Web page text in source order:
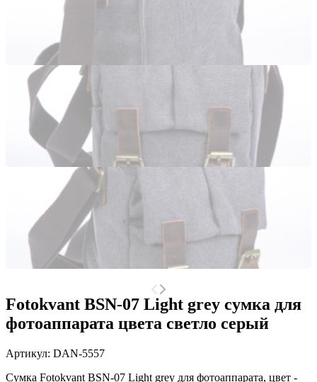
Fotokvant BSN-07 Light grey сумка для
фотоаппарата цвета светло серый
Артикул: DAN-5557
Сумка Fotokvant BSN-07 Light grey для фотоаппарата, цвет -